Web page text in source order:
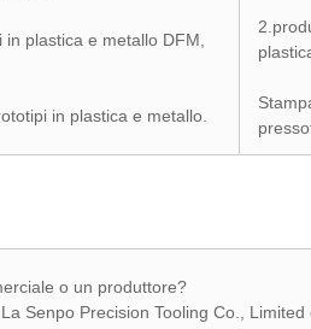
plastica e metallo DFM,
in plastica e metallo.
o un produttore?
Senpo Precision Tooling Co.,